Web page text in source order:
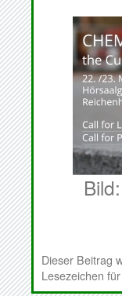
Dieser Beitrag
Lesezeichen